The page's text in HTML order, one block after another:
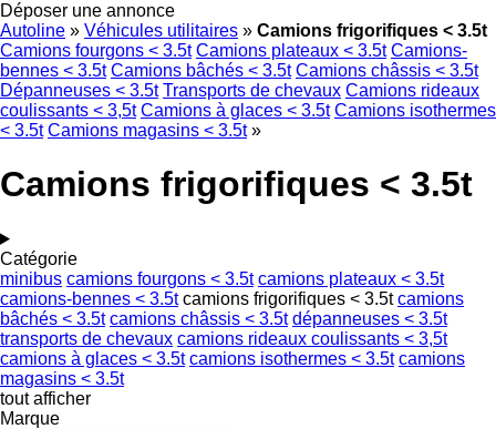
Déposer une annonce
Autoline » Véhicules utilitaires » Camions frigorifiques < 3.5t
Camions fourgons < 3.5t Camions plateaux < 3.5t Camions-
bennes < 3.5t Camions bâchés < 3.5t Camions châssis < 3.5t
Dépanneuses < 3.5t Transports de chevaux Camions rideaux
coulissants < 3,5t Camions à glaces < 3.5t Camions isothermes
< 3.5t Camions magasins < 3.5t »
Camions frigorifiques < 3.5t
Catégorie
minibus camions fourgons < 3.5t camions plateaux < 3.5t
camions-bennes < 3.5t camions frigorifiques < 3.5t camions
bâchés < 3.5t camions châssis < 3.5t dépanneuses < 3.5t
transports de chevaux camions rideaux coulissants < 3,5t
camions à glaces < 3.5t camions isothermes < 3.5t camions
magasins < 3.5t
tout afficher
Marque